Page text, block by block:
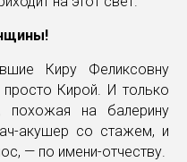
Киру Феликсовну
Кирой. И только
похожая на балерину
акушер со стажем, и
— по имени-отчеству.